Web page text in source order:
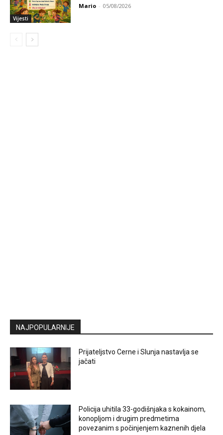
Vijesti
Mario - 05/08/2026
NAJPOPULARNIJE
Prijateljstvo Cerne i Slunja nastavlja se
jačati
Policija uhitila 33-godišnjaka s kokainom,
konopljom i drugim predmetima
povezanim s počinjenjem kaznenih djela